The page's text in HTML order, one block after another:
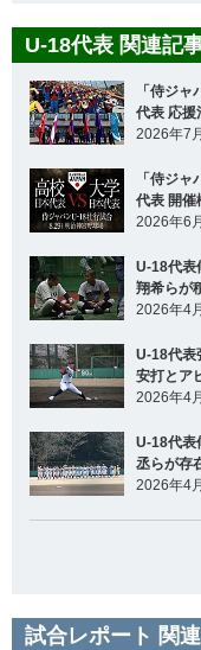
U-18代表 関連記
「侍ジ
代表 応援
2026年7
「侍ジ
代表 開催
2026年6
U-18代表
翔希らが
2026年4
U-18代表
安打とア
2026年4
U-18代表
丞らが存
2026年4
試合レポート 関